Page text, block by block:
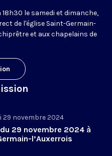
18h30 le samedi et dimanche,
de l'église Saint-Germain-
et aux chapelains de
29 novembre 2024
29 novembre 2024 à
l’Auxerrois